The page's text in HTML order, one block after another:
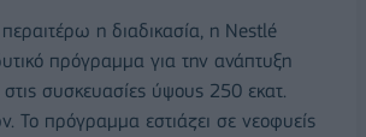
περαιτέρω η διαδικασία, η Nestlé
πρόγραμμα για την ανάπτυξη
συσκευασίες ύψους 250 εκατ.
Το πρόγραμμα εστιάζει σε νεοφυείς